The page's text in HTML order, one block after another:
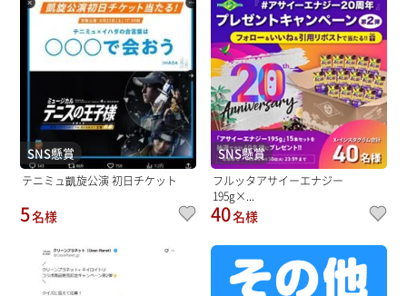
SNS懸賞
テニミュ凱旋公演 初日チケット
5名様
SNS懸賞
フルッタアサイーエナジー
195g×...
40名様